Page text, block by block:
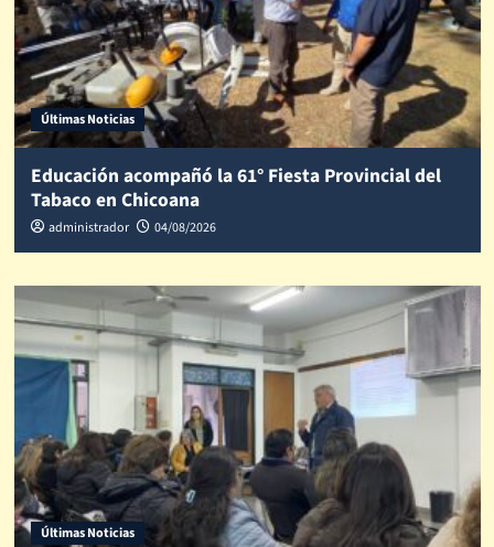
Últimas Noticias
Educación acompañó la 61° Fiesta Provincial del
Tabaco en Chicoana
administrador 04/08/2026
Últimas Noticias